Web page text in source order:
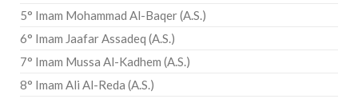
5° Imam Mohammad Al-Baqer (A.S.)
6° Imam Jaafar Assadeq (A.S.)
7° Imam Mussa Al-Kadhem (A.S.)
8° Imam Ali Al-Reda (A.S.)